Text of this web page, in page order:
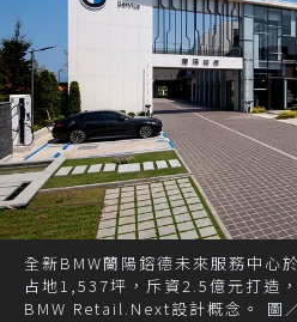
全新BMW蘭陽鎔德未來服務中心
占地1,537坪，斥資2.5億元打造
BMW Retail.Next設計概念。 圖